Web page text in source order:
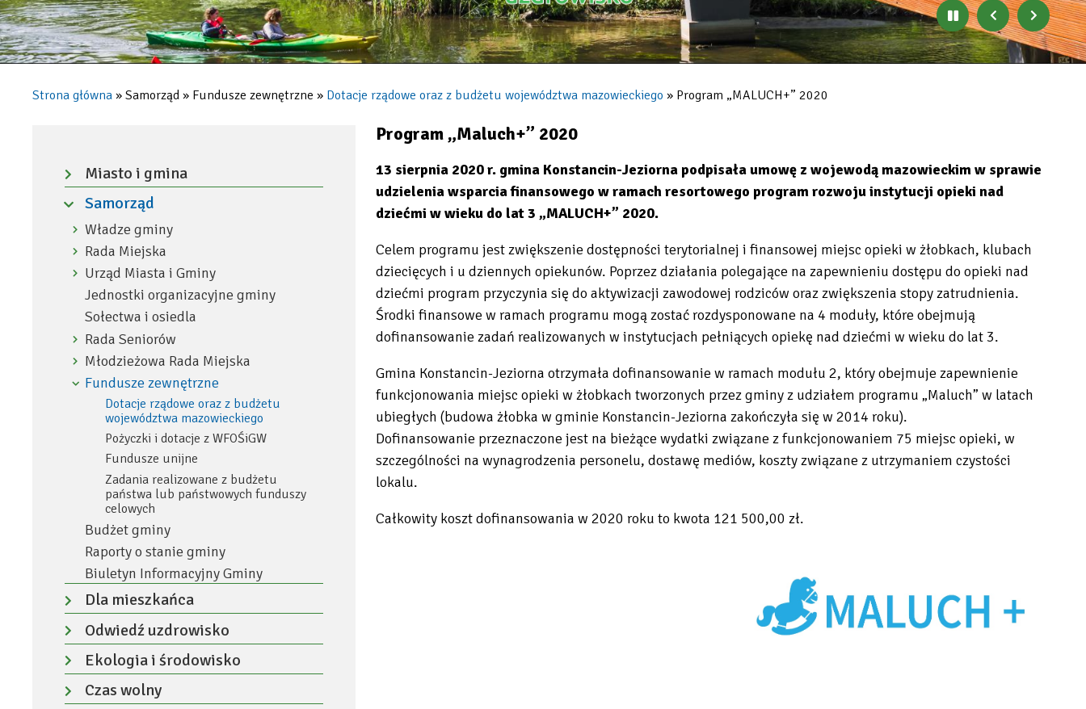
Zatrzymaj
automatyczne
zmienianie
się
Poprzedni
banner
Następny
baner
Strona główna Samorząd Fundusze zewnętrzne Dotacje rządowe oraz z budżetu województwa mazowieckiego Program „MALUCH+” 2020
lewa
kolumna
Rozwiń
menu
Miasto i gmina
Zwiń
menu
Samorząd
Rozwiń
menu
Władze gminy
Rozwiń
menu
Rada Miejska
Rozwiń
menu
Urząd Miasta i Gminy
Jednostki organizacyjne gminy
Sołectwa i osiedla
Rozwiń
menu
Rada Seniorów
Rozwiń
menu
Młodzieżowa Rada Miejska
Zwiń
menu
Fundusze zewnętrzne
Dotacje rządowe oraz z budżetu
województwa mazowieckiego
Pożyczki i dotacje z WFOŚiGW
Fundusze unijne
Zadania realizowane z budżetu
państwa lub państwowych funduszy
celowych
Budżet gminy
Raporty o stanie gminy
Biuletyn Informacyjny Gminy
Rozwiń
menu
Dla mieszkańca
Rozwiń
menu
Odwiedź uzdrowisko
Rozwiń
menu
Ekologia i środowisko
Rozwiń
Czas wolny
Program „Maluch+” 2020
13 sierpnia 2020 r. gmina Konstancin-Jeziorna podpisała umowę z wojewodą mazowieckim w sprawie
udzielenia wsparcia finansowego w ramach resortowego program rozwoju instytucji opieki nad
dziećmi w wieku do lat 3 „MALUCH+” 2020.
Celem programu jest zwiększenie dostępności terytorialnej i finansowej miejsc opieki w żłobkach, klubach
dziecięcych i u dziennych opiekunów. Poprzez działania polegające na zapewnieniu dostępu do opieki nad
dziećmi program przyczynia się do aktywizacji zawodowej rodziców oraz zwiększenia stopy zatrudnienia.
Środki finansowe w ramach programu mogą zostać rozdysponowane na 4 moduły, które obejmują
dofinansowanie zadań realizowanych w instytucjach pełniących opiekę nad dziećmi w wieku do lat 3.
Gmina Konstancin-Jeziorna otrzymała dofinansowanie w ramach modułu 2, który obejmuje zapewnienie
funkcjonowania miejsc opieki w żłobkach tworzonych przez gminy z udziałem programu „Maluch” w latach
ubiegłych (budowa żłobka w gminie Konstancin-Jeziorna zakończyła się w 2014 roku).
Dofinansowanie przeznaczone jest na bieżące wydatki związane z funkcjonowaniem 75 miejsc opieki, w
szczególności na wynagrodzenia personelu, dostawę mediów, koszty związane z utrzymaniem czystości
lokalu.
Całkowity koszt dofinansowania w 2020 roku to kwota 121 500,00 zł.